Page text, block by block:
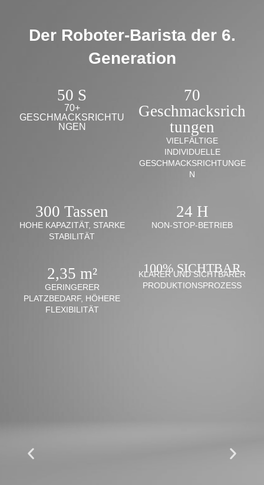
Der Roboter-Barista der 6.
Generation
50 S
70+
GESCHMACKSRICHTU
NGEN
70
Geschmacksrich
tungen
VIELFÄLTIGE
INDIVIDUELLE
GESCHMACKSRICHTUNGE
N
300 Tassen
HOHE KAPAZITÄT, STARKE
STABILITÄT
24 H
NON-STOP-BETRIEB
2,35 m²
GERINGERER
PLATZBEDARF, HÖHERE
FLEXIBILITÄT
100% SICHTBAR
KLARER UND SICHTBARER
PRODUKTIONSPROZESS